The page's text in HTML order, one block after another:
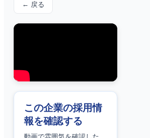
← 戻る
この企業の採用情
報を確認する